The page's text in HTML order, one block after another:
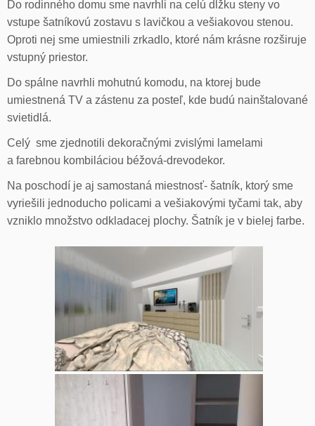
Do rodinného domu sme navrhli na celú dĺžku steny vo
vstupe šatníkovú zostavu s lavičkou a vešiakovou stenou.
Oproti nej sme umiestnili zrkadlo, ktoré nám krásne rozširuje
vstupný priestor.
Do spálne navrhli mohutnú komodu, na ktorej bude
umiestnená TV a zástenu za posteľ, kde budú nainštalované
svietidlá.
Celý sme zjednotili dekoračnými zvislými lamelami
a farebnou kombiláciou béžová-drevodekor.
Na poschodí je aj samostaná miestnosť- šatník, ktorý sme
vyriešili jednoducho policami a vešiakovými tyčami tak, aby
vzniklo množstvo odkladacej plochy. Šatník je v bielej farbe.